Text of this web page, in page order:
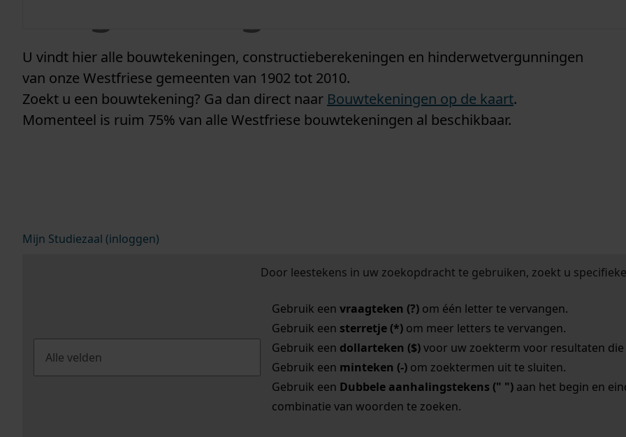
U vindt hier alle bouwtekeningen, constructieberekeningen en hinderwetvergunningen
van onze Westfriese gemeenten van 1902 tot 2010.
Zoekt u een bouwtekening? Ga dan direct naar Bouwtekeningen op de kaart.
Momenteel is ruim 75% van alle Westfriese bouwtekeningen al beschikbaar.
Mijn Studiezaal (inloggen)
Door leestekens in uw zoekopdracht te gebruiken, zoekt u
Gebruik een vraagteken (?)om één letter te vervangen.
Gebruik een sterretje (*)om meer letters te vervangen.
Gebruik een dollarteken ($)voor uw zoekterm voor resultaten die
Gebruik een minteken (-)om zoektermen uit te sluiten.
Gebruik een Dubbele aanhalingstekens (" ")aan het begin en
combinatie van woorden te zoeken.